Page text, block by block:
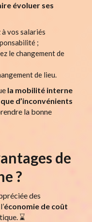
évoluer ses
vos salariés
;
le changement de
de lieu.
la mobilité interne
d’inconvénients
la bonne
de
?
des
économie de coût
⌛